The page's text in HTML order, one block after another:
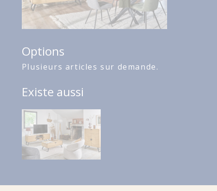
Options
Plusieurs articles sur demande.
Existe aussi